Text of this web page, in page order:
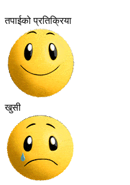
तपाईको प्रतिक्रिया
खुसी